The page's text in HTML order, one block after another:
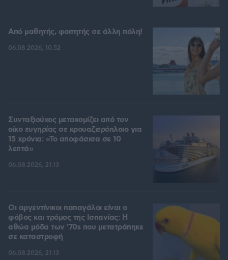
Από μαθητής, φοιτητής σε άλλη πόλη!
06.08.2026, 10:52
Συνταξιούχος μετακομίζει από τον
οίκο ευγηρίας σε κρουαζιερόπλοιο για
15 χρόνια: «Το αποφάσισα σε 10
λεπτά»
06.08.2026, 21:13
Οι αργεντίνικοι παπαγάλοι είναι ο
φόβος και τρόμος της Ισπανίας: Η
αθώα μόδα των '70s που μετατράπηκε
σε καταστροφή
06.08.2026, 21:13